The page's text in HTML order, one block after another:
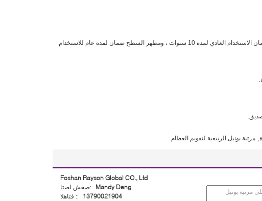
في حالة عدم وجود شرط خاص في العقد ، فإننا نعد الناشئين بضمان الاستخدام العادي لمدة 10 سنوات ، ومظهر السطح ضمان لمدة عام للاستخدام
مرتبة بونيل الربيعية لتقويم العظام
Foshan Rayson Global CO., Ltd
اتصل شخص:
Mandy Deng
الهاتف ::
13790021904